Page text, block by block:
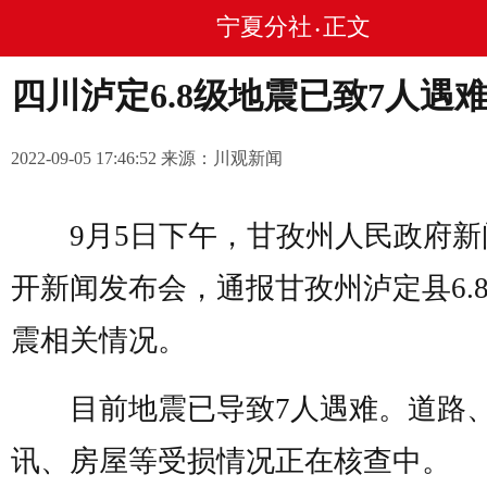
宁夏分社 • 正文
四川泸定6.8级地震已致7人遇
2022-09-05 17:46:52 来源：川观新闻
9月5日下午，甘孜州人民政府新
开新闻发布会，通报甘孜州泸定县
震相关情况。
目前地震已导致7人遇难。道路
讯、房屋等受损情况正在核查中。